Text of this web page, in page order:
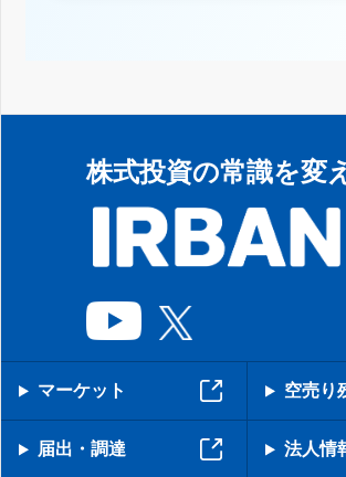
株式投資の常識を変
マーケット 空売り
届出・調達 法人情